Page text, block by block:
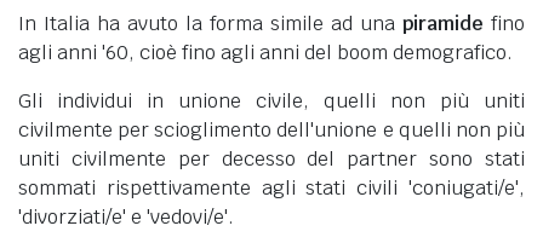
In Italia ha avuto la forma simile ad una piramide fino
agli anni '60, cioè fino agli anni del boom demografico.
Gli individui in unione civile, quelli non più uniti
civilmente per scioglimento dell'unione e quelli non più
uniti civilmente per decesso del partner sono stati
sommati rispettivamente agli stati civili 'coniugati/e',
'divorziati/e' e 'vedovi/e'.